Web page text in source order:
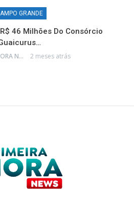
GRANDE
46 Milhões Do Consórcio
PRIMEIRA HORA NEWS 2 meses atrás